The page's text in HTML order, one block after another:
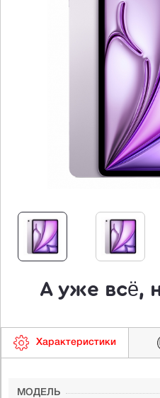
А уже всё,
Характеристики
МОДЕЛЬ